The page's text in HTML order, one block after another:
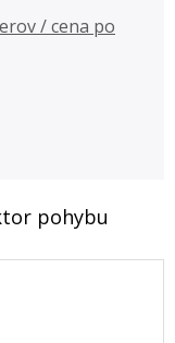
/ cena po
pohybu